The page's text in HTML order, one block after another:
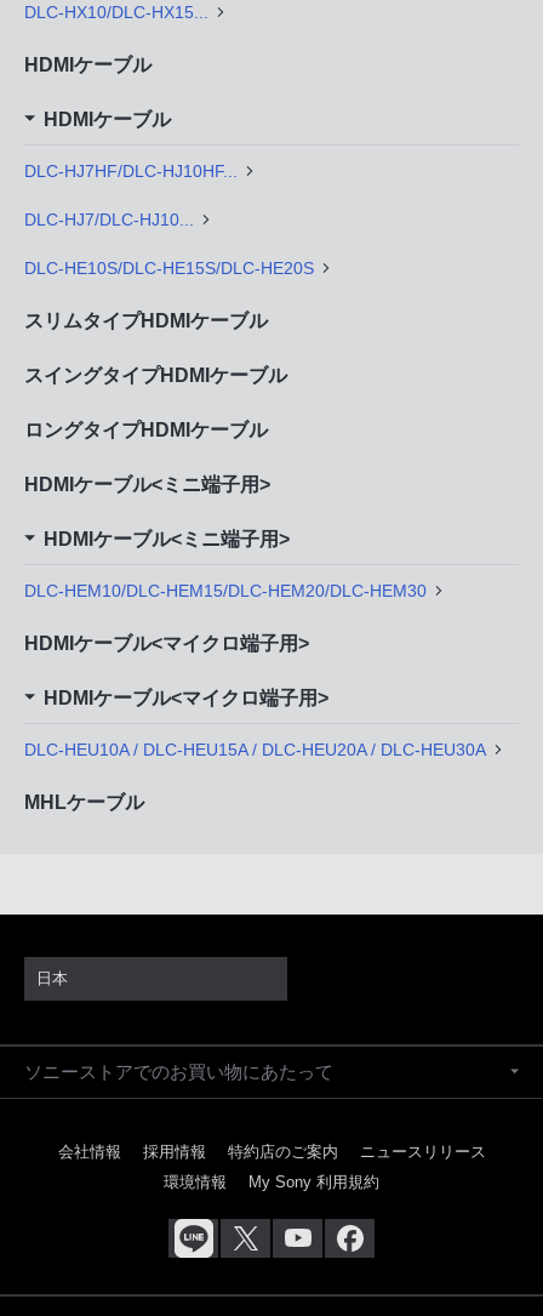
DLC-HX10/DLC-HX15...
HDMIケーブル
HDMIケーブル
DLC-HJ7HF/DLC-HJ10HF...
DLC-HJ7/DLC-HJ10...
DLC-HE10S/DLC-HE15S/DLC-HE20S
スリムタイプHDMIケーブル
スイングタイプHDMIケーブル
ロングタイプHDMIケーブル
HDMIケーブル<ミニ端子用>
HDMIケーブル<ミニ端子用>
DLC-HEM10/DLC-HEM15/DLC-HEM20/DLC-HEM30
HDMIケーブル<マイクロ端子用>
HDMIケーブル<マイクロ端子用>
DLC-HEU10A / DLC-HEU15A / DLC-HEU20A / DLC-HEU30A
MHLケーブル
日本
ソニーストアでのお買い物にあたって
会社情報 採用情報 特約店のご案内
ニュースリリース
環境情報
My Sony 利用規約